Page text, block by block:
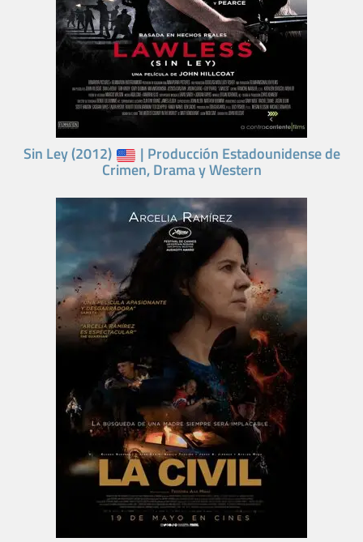
Sin Ley (2012) | Producción Estadounidense de
Crimen, Drama y Western